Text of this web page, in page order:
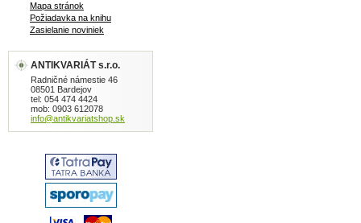
Mapa stránok
Požiadavka na knihu
Zasielanie noviniek
ANTIKVARIÁT s.r.o.
Radničné námestie 46
08501 Bardejov
tel: 054 474 4424
mob: 0903 612078
info@antikvariatshop.sk